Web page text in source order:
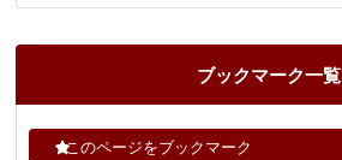
ブックマーク一覧
このページをブックマーク